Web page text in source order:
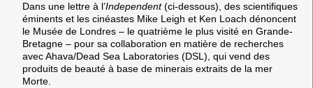
Dans une lettre à l’Independent(ci-dessous), des scientifiques
éminents et les cinéastes Mike Leigh et Ken Loach dénoncent
le Musée de Londres – le quatrième le plus visité en Grande-
Bretagne – pour sa collaboration en matière de recherches
avec Ahava/Dead Sea Laboratories (DSL), qui vend des
produits de beauté à base de minerais extraits de la mer
Morte.